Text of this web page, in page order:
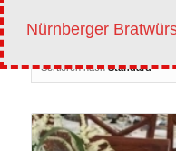
Sortieren nachStandard
Nürnberger